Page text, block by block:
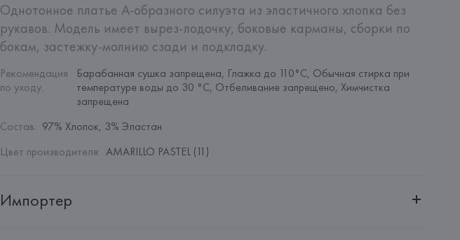
Однотонное платье А-образного силуэта из эластичного хлопка без
рукавов. Модель имеет вырез-лодочку, боковые карманы, сборки по
бокам, застежку-молнию сзади и подкладку.
Рекомендация
по уходу:
Барабанная сушка запрещена, Глажка до 110°C, Обычная стирка при
температуре воды до 30 °C, Отбеливание запрещено, Химчистка
запрещена
Состав: 97% Хлопок, 3% Эластан
Цвет производителя: AMARILLO PASTEL (11)
Импортер